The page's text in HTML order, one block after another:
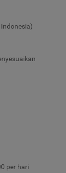
per hari